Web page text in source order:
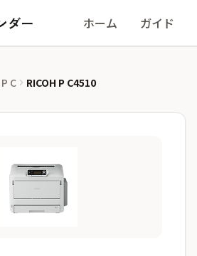
ダー ホーム ガイド
C RICOH P C4510